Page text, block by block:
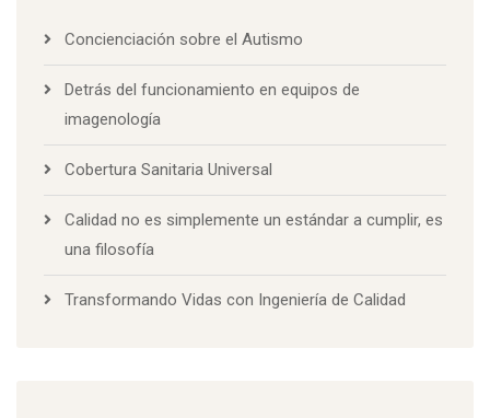
Concienciación sobre el Autismo
Detrás del funcionamiento en equipos de
imagenología
Cobertura Sanitaria Universal
Calidad no es simplemente un estándar a cumplir, es
una filosofía
Transformando Vidas con Ingeniería de Calidad